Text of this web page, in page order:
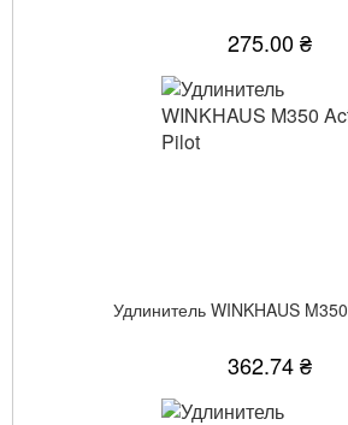
275.00 ₴
Удлинитель WINKHAUS
362.74 ₴